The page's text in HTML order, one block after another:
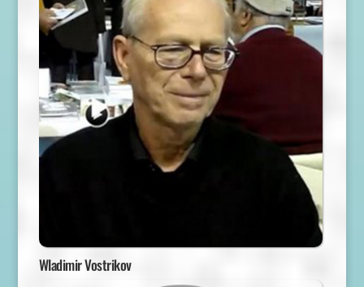
Wladimir Vostrikov